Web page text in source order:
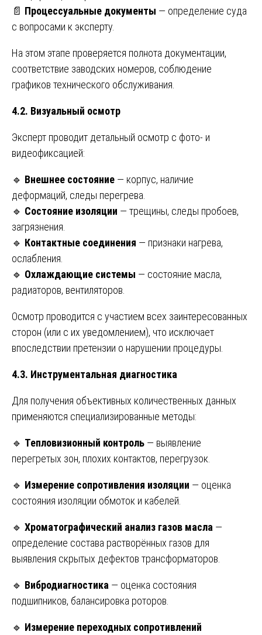
📄 Процессуальные документы — определение суда
с вопросами к эксперту.
На этом этапе проверяется полнота документации,
соответствие заводских номеров, соблюдение
графиков технического обслуживания.
4.2. Визуальный осмотр
Эксперт проводит детальный осмотр с фото- и
видеофиксацией:
🔹 Внешнее состояние — корпус, наличие
деформаций, следы перегрева.
🔹 Состояние изоляции — трещины, следы пробоев,
загрязнения.
🔹 Контактные соединения — признаки нагрева,
ослабления.
🔹 Охлаждающие системы — состояние масла,
радиаторов, вентиляторов.
Осмотр проводится с участием всех заинтересованных
сторон (или с их уведомлением), что исключает
впоследствии претензии о нарушении процедуры.
4.3. Инструментальная диагностика
Для получения объективных количественных данных
применяются специализированные методы:
🔹 Тепловизионный контроль — выявление
перегретых зон, плохих контактов, перегрузок.
🔹 Измерение сопротивления изоляции — оценка
состояния изоляции обмоток и кабелей.
🔹 Хроматографический анализ газов масла —
определение состава растворённых газов для
выявления скрытых дефектов трансформаторов.
🔹 Вибродиагностика — оценка состояния
подшипников, балансировка роторов.
🔹 Измерение переходных сопротивлений